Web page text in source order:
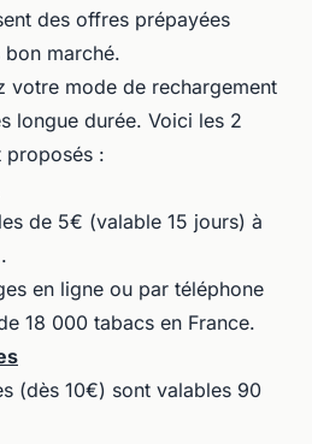
des offres prépayées
marché.
votre mode de rechargement
longue durée. Voici les 2
proposés :
de 5€ (valable 15 jours) à
en ligne ou par téléphone
18 000 tabacs en France.
(dès 10€) sont valables 90